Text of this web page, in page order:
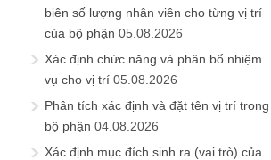
biên số lượng nhân viên cho từng vị trí
của bộ phận 05.08.2026
Xác định chức năng và phân bổ nhiệm
vụ cho vị trí 05.08.2026
Phân tích xác định và đặt tên vị trí trong
bộ phận 04.08.2026
Xác định mục đích sinh ra (vai trò) của